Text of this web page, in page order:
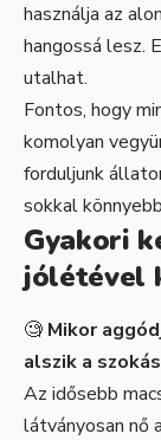
használja az
hangossá lesz.
utalhat.
Fontos, hogy
komolyan
forduljunk
sokkal
Gyakori
jólétével
🧐 Mikor
alszik a
Az idősebb
látványosan nő